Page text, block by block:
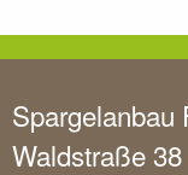
Spargelanbau
Waldstraße 38